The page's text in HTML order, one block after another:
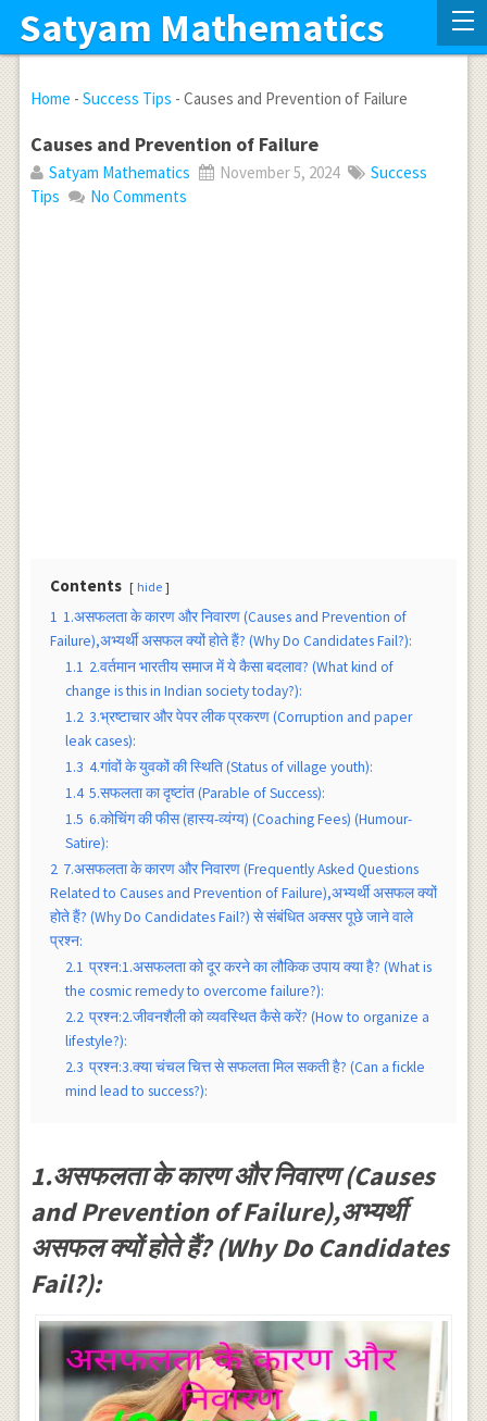
Satyam Mathematics
Home - Success Tips - Causes and Prevention of Failure
Causes and Prevention of Failure
Satyam Mathematics November 5, 2024
Success
Tips
No Comments
Contents hide
1 1.असफलता के कारण और निवारण (Causes and Prevention of
Failure),अभ्यर्थी असफल क्यों होते हैं? (Why Do Candidates Fail?):
1.1 2.वर्तमान भारतीय समाज में ये कैसा बदलाव? (What kind of
change is this in Indian society today?):
1.2 3.भ्रष्टाचार और पेपर लीक प्रकरण (Corruption and paper
leak cases):
1.3 4.गांवों के युवकों की स्थिति (Status of village youth):
1.4 5.सफलता का दृष्टांत (Parable of Success):
1.5 6.कोचिंग की फीस (हास्य-व्यंग्य) (Coaching Fees) (Humour-
Satire):
2 7.असफलता के कारण और निवारण (Frequently Asked Questions
Related to Causes and Prevention of Failure),अभ्यर्थी असफल क्यों
होते हैं? (Why Do Candidates Fail?) से संबंधित अक्सर पूछे जाने वाले
प्रश्न:
2.1 प्रश्न:1.असफलता को दूर करने का लौकिक उपाय क्या है? (What is
the cosmic remedy to overcome failure?):
2.2 प्रश्न:2.जीवनशैली को व्यवस्थित कैसे करें? (How to organize a
lifestyle?):
2.3 प्रश्न:3.क्या चंचल चित्त से सफलता मिल सकती है? (Can a fickle
mind lead to success?):
1.असफलता के कारण और निवारण (Causes
and Prevention of Failure),अभ्यर्थी
असफल क्यों होते हैं? (Why Do Candidates
Fail?):